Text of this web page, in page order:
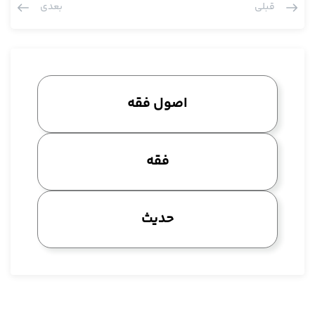
تاخیر در بحث ها انداختیم برای همان بحث اصولیش است. عرض
صورت دوم این است که یکیش معلوم التاریخ باشد، نکته اصولی در
هر سه صورت این است اما در صورت اول بحثی بین اعلام است که آیا
استصحاب فی نفسه جاری می شود در مجهولی التاریخ و لکن به
معارضه ساقط می شود، این مبنای شیخ و بعد ها مثل مرحوم نائینی
و خود مرحوم آقای خوئی این ها که در مجهولی التاریخ اشکال ندارد
تاریخ و یک واقعیتی دارد، خود کریت هم واقعی دارد، اول کر نبود
بعد کریت شد، اول ملاقات نبود بعد ملاقات شد پس استصحاب می
کنیم عدم ملاقات واقعی را، بگوییم این ملاقات نبود تا زمان آن کریت
واقعی. استصحاب می کنیم عدم کریت واقعی را تا زمان ملاقات
قبلی بعدی
اصول فقه
فقه
حدیث